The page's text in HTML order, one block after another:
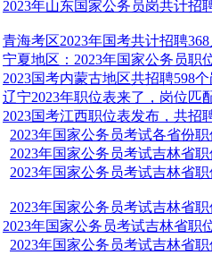
2023年山东国家公务员岗共计招
青海考区2023年国考共计招聘368
宁夏地区：2023年国家公务员职
2023国考内蒙古地区共招聘598
辽宁2023年职位表来了，岗位匹
2023国考江西职位表发布，共招
2023年国家公务员考试各省份
2023年国家公务员考试吉林省职
2023年国家公务员考试吉林省职
2023年国家公务员考试吉林省职
2023年国家公务员考试吉林省职
2023年国家公务员考试吉林省职